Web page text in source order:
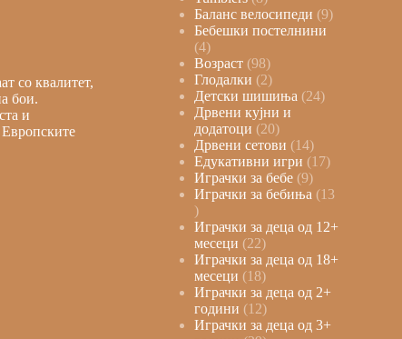
со квалитет,
бои.
и
Баланс велосипеди 9
Бебешки постелнини
4
Возраст 98
Глодалки 2
Детски шишиња 24
Дрвени кујни и
додатоци 20
Дрвени сетови 14
Едукативни игри 17
Играчки за бебе 9
Играчки за бебиња 13
Играчки за деца од 12+
месеци 22
Играчки за деца од 18+
месеци 18
Играчки за деца од 2+
години 12
Играчки за деца од 3+